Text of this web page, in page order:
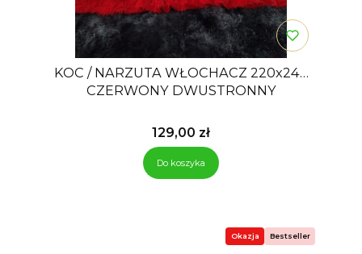
KOC / NARZUTA WŁOCHACZ 220x240
CZERWONY DWUSTRONNY
Cena
129,00 zł
Do koszyka
Okazja Bestseller